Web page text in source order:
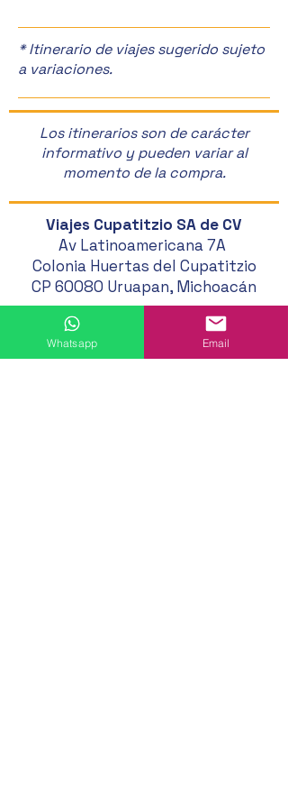
* Itinerario de viajes sugerido sujeto
a variaciones.
Los itinerarios son de carácter
informativo y pueden variar al
momento de la compra.
Viajes Cupatitzio SA de CV
Av Latinoamericana 7A
Colonia Huertas del Cupatitzio
CP 60080 Uruapan, Michoacán
452 121 20 33
Whatsapp Email